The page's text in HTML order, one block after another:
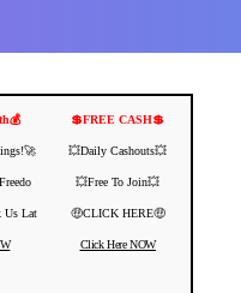
Us Lat
💲FREE CASH💲
💥Daily Cashouts💥
💥Free To Join💥
🤑CLICK HERE🤑
Click Here NOW